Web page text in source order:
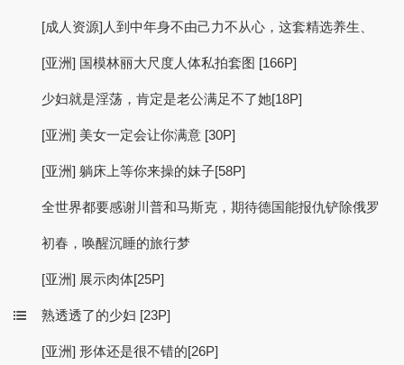
[成人资源]人到中年身不由己力不从心，这套精选养生、
[亚洲] 国模林丽大尺度人体私拍套图 [166P]
少妇就是淫荡，肯定是老公满足不了她[18P]
[亚洲] 美女一定会让你满意 [30P]
[亚洲] 躺床上等你来操的妹子[58P]
全世界都要感谢川普和马斯克，期待德国能报仇铲除俄罗
初春，唤醒沉睡的旅行梦
[亚洲] 展示肉体[25P]
熟透透了的少妇 [23P]
[亚洲] 形体还是很不错的[26P]